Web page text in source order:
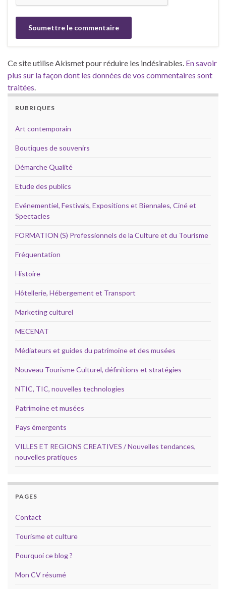
Ce site utilise Akismet pour réduire les indésirables. En savoir
plus sur la façon dont les données de vos commentaires sont
traitées.
RUBRIQUES
Art contemporain
Boutiques de souvenirs
Démarche Qualité
Etude des publics
Evénementiel, Festivals, Expositions et Biennales, Ciné et
Spectacles
FORMATION (S) Professionnels de la Culture et du Tourisme
Fréquentation
Histoire
Hôtellerie, Hébergement et Transport
Marketing culturel
MECENAT
Médiateurs et guides du patrimoine et des musées
Nouveau Tourisme Culturel, définitions et stratégies
NTIC, TIC, nouvelles technologies
Patrimoine et musées
Pays émergents
VILLES ET REGIONS CREATIVES / Nouvelles tendances,
nouvelles pratiques
PAGES
Contact
Tourisme et culture
Pourquoi ce blog ?
Mon CV résumé